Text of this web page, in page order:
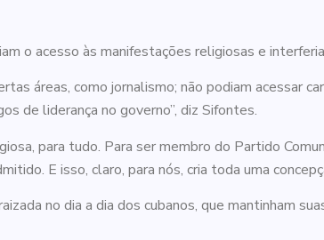
o acesso às manifestações religiosas e
áreas, como jornalismo; não podiam acessar
de liderança no governo”, diz Sifontes.
para tudo. Para ser membro do Partido
E isso, claro, para nós, cria toda uma
no dia a dia dos cubanos, que mantinham